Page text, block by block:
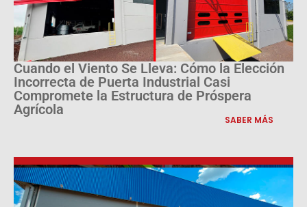
Cuando el Viento Se Lleva: Cómo la Elección
Incorrecta de Puerta Industrial Casi
Compromete la Estructura de Próspera
Agrícola
SABER MÁS